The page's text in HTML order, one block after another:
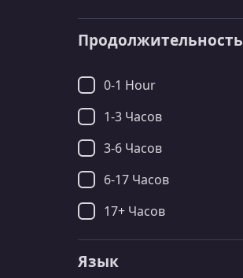
Продолжительность
0-1 Hour
1-3 Часов
3-6 Часов
6-17 Часов
17+ Часов
Язык